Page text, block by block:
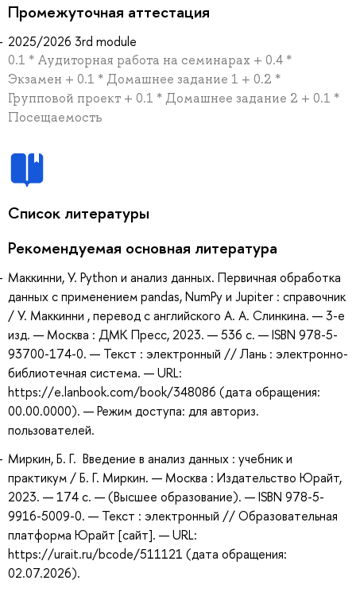
Промежуточная аттестация
2025/2026 3rd module
0.1 * Аудиторная работа на семинарах + 0.4 *
Экзамен + 0.1 * Домашнее задание 1 + 0.2 *
Групповой проект + 0.1 * Домашнее задание 2 + 0.1 *
Посещаемость
Список литературы
Рекомендуемая основная литература
Маккинни, У. Python и анализ данных. Первичная обработка
данных с применением pandas, NumPy и Jupiter : справочник
/ У. Маккинни , перевод с английского А. А. Слинкина. — 3-е
изд. — Москва : ДМК Пресс, 2023. — 536 с. — ISBN 978-5-
93700-174-0. — Текст : электронный // Лань : электронно-
библиотечная система. — URL:
https://e.lanbook.com/book/348086 (дата обращения:
00.00.0000). — Режим доступа: для авториз.
пользователей.
Миркин, Б. Г. Введение в анализ данных : учебник и
практикум / Б. Г. Миркин. — Москва : Издательство Юрайт,
2023. — 174 с. — (Высшее образование). — ISBN 978-5-
9916-5009-0. — Текст : электронный // Образовательная
платформа Юрайт [сайт]. — URL:
https://urait.ru/bcode/511121 (дата обращения:
02.07.2026).